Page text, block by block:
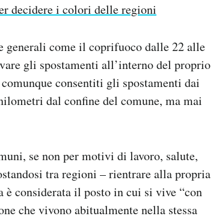
decidere i colori delle regioni
generali come il coprifuoco dalle 22 alle
gli spostamenti all’interno del proprio
consentiti gli spostamenti dai
dal confine del comune, ma mai
se non per motivi di lavoro, salute,
tra regioni – rientrare alla propria
considerata il posto in cui si vive “con
che vivono abitualmente nella stessa